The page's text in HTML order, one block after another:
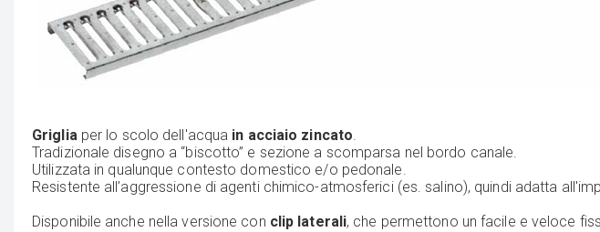
Grigliaper lo scolo dell'acqua in acciaio zincato.
Tradizionale disegno a “biscotto” e sezione a scomparsa nel bordo canale.
Utilizzata in qualunque contesto domestico e/o pedonale.
Resistente all’aggressione di agenti chimico-atmosferici (es. salino), quindi adatta
Disponibile anche nella versione con clip laterali, che permettono un facile e veloce